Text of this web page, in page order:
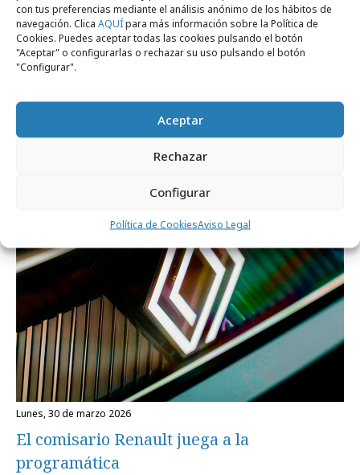
con tus preferencias mediante el análisis anónimo de los hábitos de
navegación. Clica AQUÍpara más información sobre la Política de
Cookies. Puedes aceptar todas las cookies pulsando el botón
"Aceptar" o configurarlas o rechazar su uso pulsando el botón
"Configurar".
Aceptar
Rechazar
Configurar
Política de CookiesAviso Legal
OMD presenta ATLAS, su sistema de
inteligencia de tendencias
lunes, 30 de marzo 2026
El comisario Renault juega a la
programática